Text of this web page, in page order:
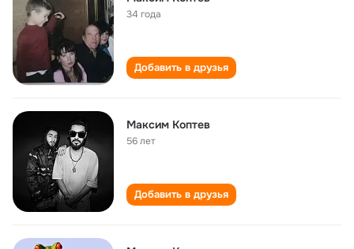
34 года
Добавить в друзья
Максим Коптев
56 лет
Добавить в друзья